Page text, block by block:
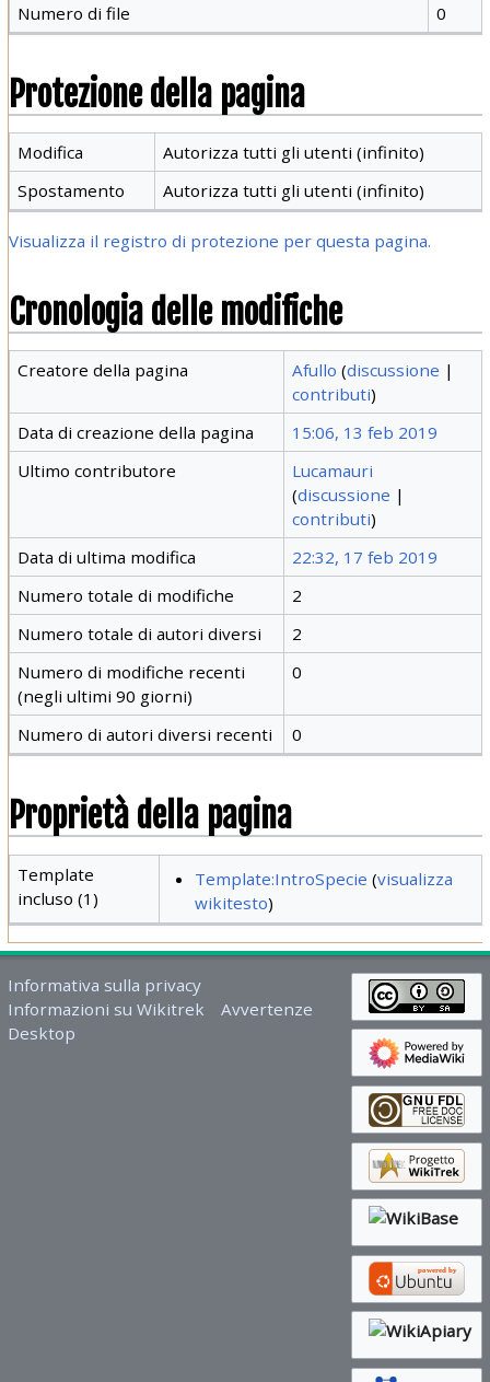
Numero di file
0
Protezione della pagina
Modifica
Autorizza tutti gli utenti (infinito)
Spostamento
Autorizza tutti gli utenti (infinito)
Visualizza il registro di protezione per questa pagina.
Cronologia delle modifiche
Creatore della pagina Afullo (discussione |
contributi)
Data di creazione della pagina
15:06, 13 feb 2019
Ultimo contributore
Lucamauri
(discussione |
contributi)
Data di ultima modifica
22:32, 17 feb 2019
Numero totale di modifiche
2
Numero totale di autori diversi
2
Numero di modifiche recenti
(negli ultimi 90 giorni)
0
Numero di autori diversi recenti 0
Proprietà della pagina
Template
incluso (1)
Template:IntroSpecie (visualizza
wikitesto)
Informativa sulla privacy
Informazioni su Wikitrek
Avvertenze
Desktop